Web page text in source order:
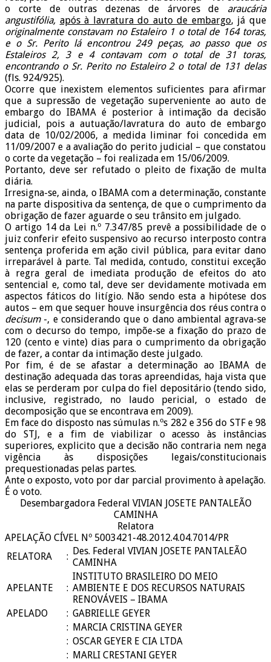
o corte de outras dezenas de árvores de araucária
angustifólia, após à lavratura do auto de embargo, já que
originalmente constavam no Estaleiro 1 o total de 164 toras,
e o Sr. Perito lá encontrou 249 peças, ao passo que os
Estaleiros 2, 3 e 4 contavam com o total de 31 toras,
encontrando o Sr. Perito no Estaleiro 2 o total de 131 delas
(fls. 924/925).
Ocorre que inexistem elementos suficientes para afirmar
que a supressão de vegetação superveniente ao auto de
embargo do IBAMA é posterior à intimação da decisão
judicial, pois a autuação/lavratura do auto de embargo
data de 10/02/2006, a medida liminar foi concedida em
11/09/2007 e a avaliação do perito judicial – que constatou
o corte da vegetação – foi realizada em 15/06/2009.
Portanto, deve ser refutado o pleito de fixação de multa
diária.
Irresigna-se, ainda, o IBAMA com a determinação, constante
na parte dispositiva da sentença, de que o cumprimento da
obrigação de fazer aguarde o seu trânsito em julgado.
O artigo 14 da Lei n.º 7.347/85 prevê a possibilidade de o
juiz conferir efeito suspensivo ao recurso interposto contra
sentença proferida em ação civil pública, para evitar dano
irreparável à parte. Tal medida, contudo, constitui exceção
à regra geral de imediata produção de efeitos do ato
sentencial e, como tal, deve ser devidamente motivada em
aspectos fáticos do litígio. Não sendo esta a hipótese dos
autos – em que sequer houve insurgência dos réus contra o
decisum-, e considerando que o dano ambiental agrava-se
com o decurso do tempo, impõe-se a fixação do prazo de
120 (cento e vinte) dias para o cumprimento da obrigação
de fazer, a contar da intimação deste julgado.
Por fim, é de se afastar a determinação ao IBAMA de
destinação adequada das toras apreendidas, haja vista que
elas se perderam por culpa do fiel depositário (tendo sido,
inclusive, registrado, no laudo pericial, o estado de
decomposição que se encontrava em 2009).
Em face do disposto nas súmulas n.ºs 282 e 356 do STF e 98
do STJ, e a fim de viabilizar o acesso às instâncias
superiores, explicito que a decisão não contraria nem nega
vigência às disposições legais/constitucionais
prequestionadas pelas partes.
Ante o exposto, voto por dar parcial provimento à apelação.
É o voto.
Desembargadora Federal VIVIAN JOSETE PANTALEÃO
CAMINHA
Relatora
APELAÇÃO CÍVEL Nº 5003421-48.2012.4.04.7014/PR
RELATORA
: Des. Federal VIVIAN JOSETE PANTALEÃO
CAMINHA
APELANTE :
INSTITUTO BRASILEIRO DO MEIO
AMBIENTE E DOS RECURSOS NATURAIS
RENOVÁVEIS – IBAMA
APELADO
: GABRIELLE GEYER
: MARCIA CRISTINA GEYER
: OSCAR GEYER E CIA LTDA
: MARLI CRESTANI GEYER